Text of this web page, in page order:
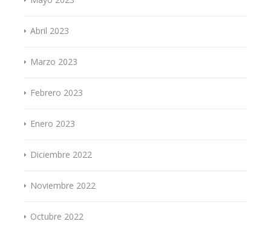
Abril 2023
Marzo 2023
Febrero 2023
Enero 2023
Diciembre 2022
Noviembre 2022
Octubre 2022